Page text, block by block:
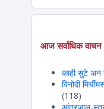
आज सर्वाधिक वाचन
काही सुटे अन
विनोदी
(118)